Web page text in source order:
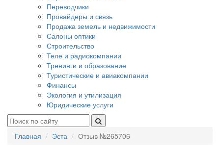
Переводчики
Провайдеры и связь
Продажа земель и недвижимости
Салоны оптики
Строительство
Теле и радиокомпании
Тренинги и образование
Туристические и авиакомпании
Финансы
Экология и утилизация
Юридические услуги
Главная Эста Отзыв №265706